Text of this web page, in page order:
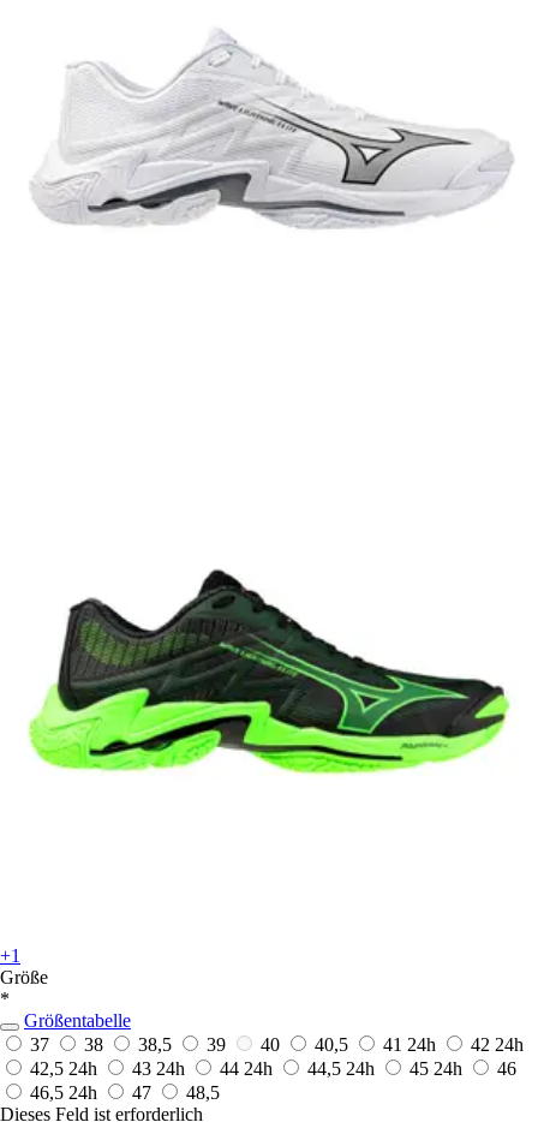
+1
Größe
*
Größentabelle
37
38 38,5 39 40 40,5 41 24h 42 24h
42,5 24h 43 24h 44 24h 44,5 24h 45 24h
46
46,5 24h 47
48,5
Dieses Feld ist erforderlich